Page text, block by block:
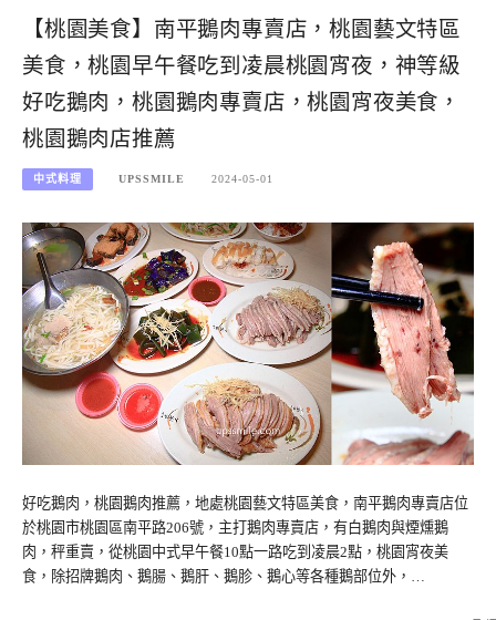
【桃園美食】南平鵝肉專賣店，桃園藝文特區
美食，桃園早午餐吃到凌晨桃園宵夜，神等級
好吃鵝肉，桃園鵝肉專賣店，桃園宵夜美食，
桃園鵝肉店推薦
中式料理 UPSSMILE 2024-05-01
好吃鵝肉，桃園鵝肉推薦，地處桃園藝文特區美食，南平鵝肉專賣店位
於桃園市桃園區南平路206號，主打鵝肉專賣店，有白鵝肉與煙燻鵝
肉，秤重賣，從桃園中式早午餐10點一路吃到凌晨2點，桃園宵夜美
食，除招牌鵝肉、鵝腸、鵝肝、鵝胗、鵝心等各種鵝部位外，…